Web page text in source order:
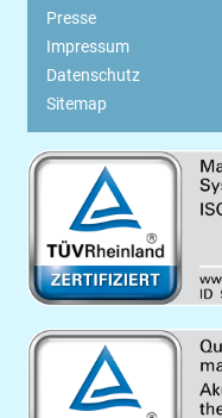
Presse
Impressum
Datenschutz
Sitemap